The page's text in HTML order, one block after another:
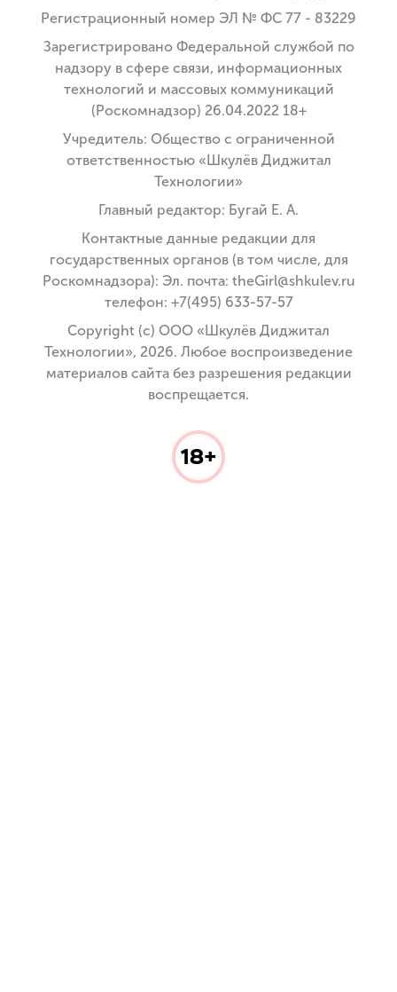
Регистрационный номер ЭЛ № ФС 77 - 83229
Зарегистрировано Федеральной службой по
надзору в сфере связи, информационных
технологий и массовых коммуникаций
(Роскомнадзор) 26.04.2022 18+
Учредитель: Общество с ограниченной
ответственностью «Шкулёв Диджитал
Технологии»
Главный редактор: Бугай Е. А.
Контактные данные редакции для
государственных органов (в том числе, для
Роскомнадзора): Эл. почта: theGirl@shkulev.ru
телефон: +7(495) 633-57-57
Copyright (с) ООО «Шкулёв Диджитал
Технологии», 2026. Любое воспроизведение
материалов сайта без разрешения редакции
воспрещается.
18+